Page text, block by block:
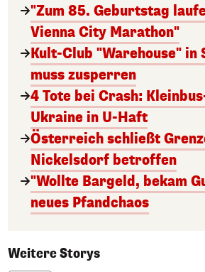
"Zum 85. Geburtstag
Vienna City Marathon"
Kult-Club "Warehouse" in
muss zusperren
4 Tote bei Crash:
Ukraine in U-Haft
Österreich schließt
Nickelsdorf betroffen
"Wollte Bargeld, bekam
neues Pfandchaos
Weitere Storys